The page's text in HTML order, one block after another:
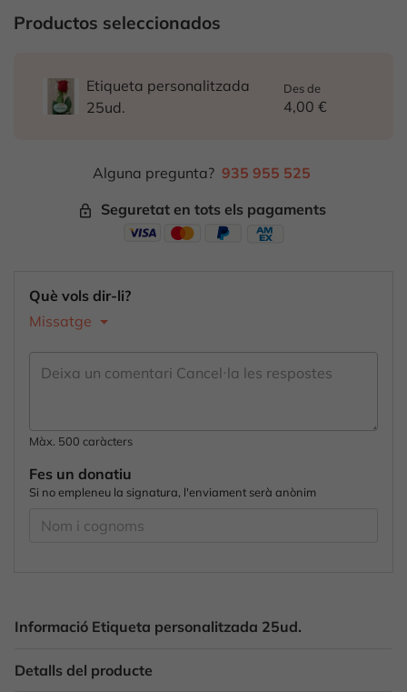
Què vols dir-li?
Missatge
Màx. 500 caràcters
Fes un donatiu
Si no empleneu la signatura, l'enviament serà anònim
Informació Etiqueta personalitzada 25ud.
Detalls del producte
Productos seleccionados
Etiqueta personalitzada
25ud.
Des de
4,00 €
Alguna pregunta? 935 955 525
lock_outline Seguretat en tots els pagaments